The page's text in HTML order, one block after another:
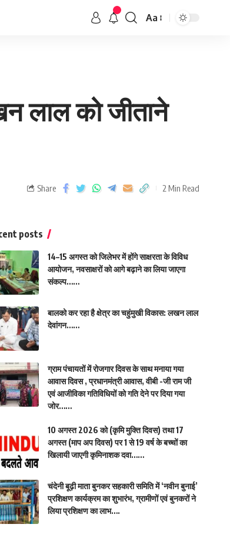
Aa
लाल को जीताने
Share 2 Min Read
posts
14–15 अगस्त को जिलेभर में होंगे साक्षरता के विविध
आयोजन, नवसाक्षरों को आगे बढ़ाने का लिया जाएगा
संकल्प……
बालको कर रहा है क्षेत्र का चहुंमुखी विकास: लखन लाल
देवांगन……
ग्राम पंचायतों में रोजगार दिवस के साथ मनाया गया
आवास दिवस , प्रधानमंत्री आवास, वीबी -जी राम जी
एवं आजीविका गतिविधियों को गति देने पर दिया गया
जोर……
10 अगस्त 2026 को (कृमि मुक्ति दिवस) तथा 17
अगस्त (माप अप दिवस) पर 1 से 19 वर्ष के बच्चों का
खिलायी जाएगी कृमिनाशक दवा……
चंदेनी बूढ़ी माता बुनकर सहकारी समिति में ‘नवीन बुनाई’
प्रशिक्षण कार्यक्रम का शुभारंभ, ग्रामीणों एवं बुनकरों ने
लिया प्रशिक्षण का लाभ….